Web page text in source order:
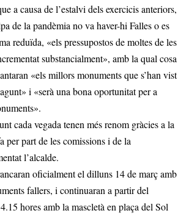
a causa de l’estalvi dels exercicis anteriors,
de la pandèmia no va haver-hi Falles o es
reduïda, «els pressupostos de moltes de les
substancialment», amb la qual cosa
«els millors monuments que s’han vist
i «serà una bona oportunitat per a
cada vegada tenen més renom gràcies a la
per part de les comissions i de la
l’alcalde.
oficialment el dilluns 14 de març amb
fallers, i continuaran a partir del
hores amb la mascletà en plaça del Sol